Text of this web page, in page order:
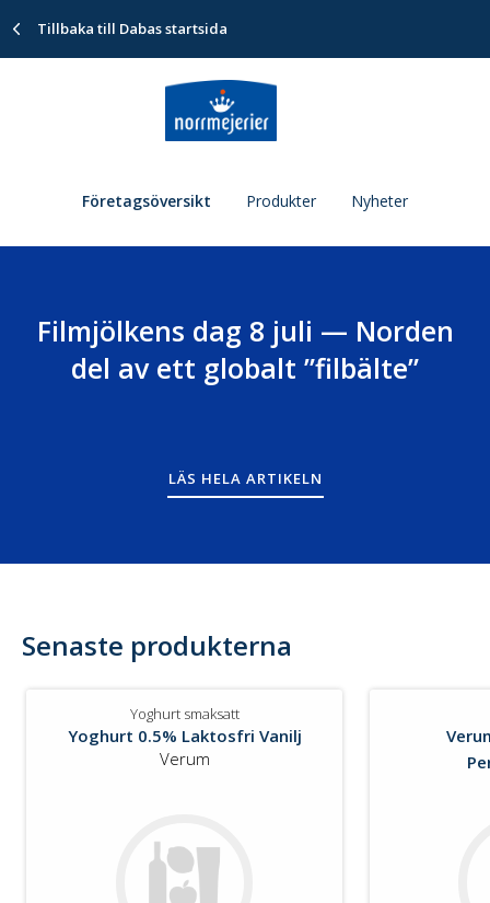
Tillbaka till Dabas startsida
Företagsöversikt Produkter Nyheter
Filmjölkens dag 8 juli — Norden
del av ett globalt ”filbälte”
LÄS HELA ARTIKELN
Senaste produkterna
Yoghurt smaksatt
Yoghurt 0.5% Laktosfri Vanilj
Verum